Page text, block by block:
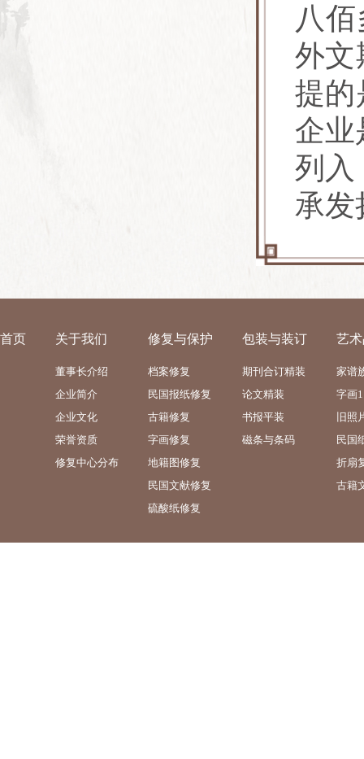
八
外文
提的
企业
列入
承发
首页 关于我们
董事长介绍
企业简介
企业文化
荣誉资质
修复中心分布
修复与保护
档案修复
民国报纸修复
古籍修复
字画修复
地籍图修复
民国文献修复
硫酸纸修复
包装与装订
期刊合订精装
论文精装
书报平装
磁条与条码
艺
家谱
字画
旧照
民国
折扇
古籍